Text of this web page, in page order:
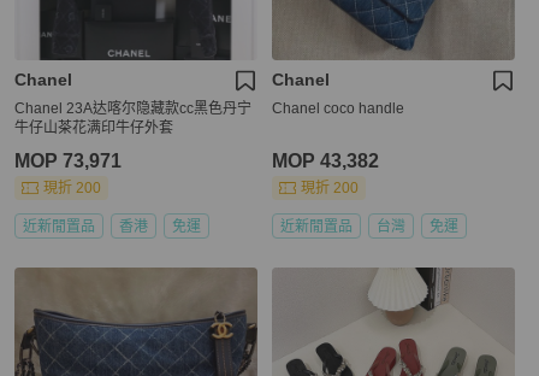
Chanel
Chanel 23A达喀尔隐藏款cc黑色丹宁
牛仔山茶花满印牛仔外套
MOP 73,971
現折 200
近新閒置品 香港 免運
Chanel
Chanel coco handle
MOP 43,382
現折 200
近新閒置品 台灣 免運